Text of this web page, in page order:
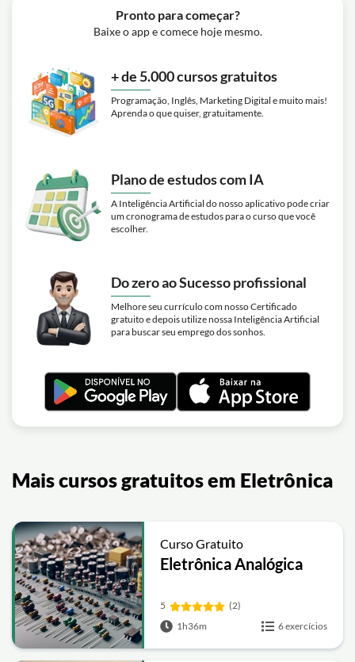
Pronto para começar?
Baixe o app e comece hoje mesmo.
+ de 5.000 cursos gratuitos
Programação, Inglês, Marketing Digital e muito mais!
Aprenda o que quiser, gratuitamente.
Plano de estudos com IA
A Inteligência Artificial do nosso aplicativo pode criar
um cronograma de estudos para o curso que você
escolher.
Do zero ao Sucesso profissional
Melhore seu currículo com nosso Certificado
gratuito e depois utilize nossa Inteligência Artificial
para buscar seu emprego dos sonhos.
Mais cursos gratuitos em Eletrônica
Curso Gratuito
Eletrônica Analógica
5
(2)
1h36m
6 exercícios